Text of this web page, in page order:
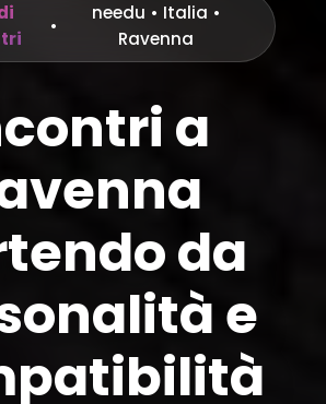
•
needu • Italia •
Ravenna
a
da
e